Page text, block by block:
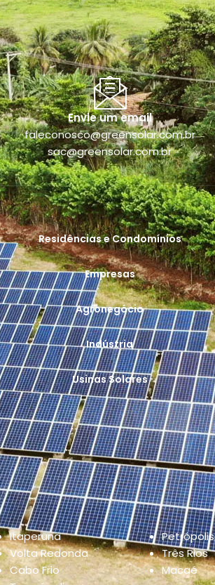
Envie um email
faleconosco@greensolar.com.br
sac@greensolar.com.br
Residências e Condomínios
Empresas
Agronegócio
Indústria
Usinas Solares
Itaperuna
Volta Redonda
Cabo Frio
Petrópolis
Três Rios
Macaé